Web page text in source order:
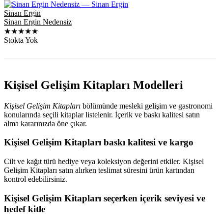
Sinan Ergin
Sinan Ergin Nedensiz
★★★★★
Stokta Yok
Kişisel Gelişim Kitapları Modelleri
Kişisel Gelişim Kitapları bölümünde mesleki gelişim ve gastronomi
konularında seçili kitaplar listelenir. İçerik ve baskı kalitesi satın
alma kararınızda öne çıkar.
Kişisel Gelişim Kitapları baskı kalitesi ve kargo
Cilt ve kağıt türü hediye veya koleksiyon değerini etkiler. Kişisel
Gelişim Kitapları satın alırken teslimat süresini ürün kartından
kontrol edebilirsiniz.
Kişisel Gelişim Kitapları seçerken içerik seviyesi ve
hedef kitle